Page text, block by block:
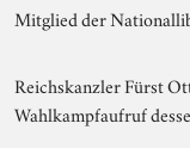
Mitglied der
Reichskanzler Fürst
Wahlkampfaufruf